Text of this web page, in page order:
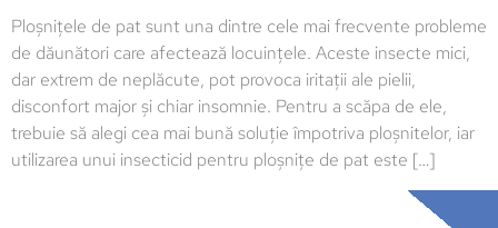
Ploșnițele de pat sunt una dintre cele mai frecvente probleme
de dăunători care afectează locuințele. Aceste insecte mici,
dar extrem de neplăcute, pot provoca iritații ale pielii,
disconfort major și chiar insomnie. Pentru a scăpa de ele,
trebuie să alegi cea mai bună soluție împotriva ploșnitelor, iar
utilizarea unui insecticid pentru ploșnițe de pat este […]